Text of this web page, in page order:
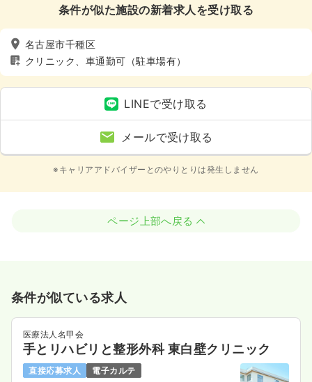
条件が似た施設の新着求人を受け取る
名古屋市千種区
クリニック、車通勤可（駐車場有）
LINEで受け取る
メールで受け取る
※キャリアアドバイザーとのやりとりは発生しません
ページ上部へ戻る
条件が似ている求人
医療法人名甲会
手とリハビリと整形外科 東白壁クリニック
直接応募求人
電子カルテ